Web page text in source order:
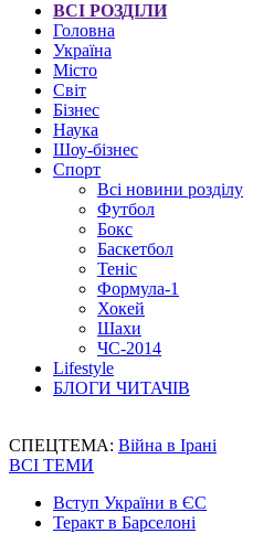
ВСІ РОЗДІЛИ
Головна
Україна
Місто
Світ
Бізнес
Наука
Шоу-бізнес
Спорт
Всі новини розділу
Футбол
Бокс
Баскетбол
Теніс
Формула-1
Хокей
Шахи
ЧС-2014
Lifestyle
БЛОГИ ЧИТАЧІВ
СПЕЦТЕМА: Війна в Ірані
ВСІ ТЕМИ
Вступ України в ЄС
Теракт в Барселоні